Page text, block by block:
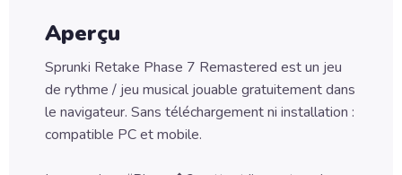
Puzzle
Games
Aperçu
Sprunki Retake Phase 7 Remastered est un jeu
de rythme / jeu musical jouable gratuitement dans
le navigateur. Sans téléchargement ni installation :
compatible PC et mobile.